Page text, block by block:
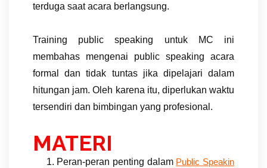
terduga saat acara berlangsung.
Training public speaking untuk MC ini
membahas mengenai public speaking acara
formal dan tidak tuntas jika dipelajari dalam
hitungan jam. Oleh karena itu, diperlukan waktu
tersendiri dan bimbingan yang profesional.
MATERI
Peran-peran penting dalam Public Speakin